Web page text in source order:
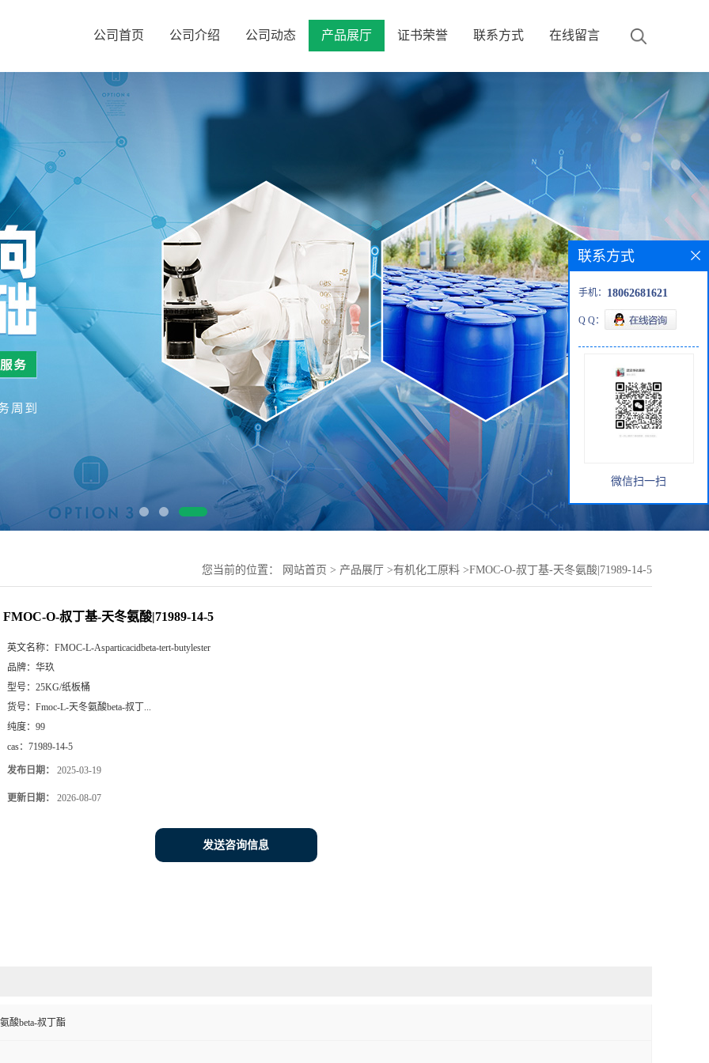
公司首页 公司介绍 公司动态 产品展厅 证书荣誉 联系方式 在线留言
您当前的位置： 网站首页 > 产品展厅 >有机化工原料 >FMOC-O-叔丁基-天冬氨酸|71989-14-5
FMOC-O-叔丁基-天冬氨酸|71989-14-5
英文名称： FMOC-L-Asparticacidbeta-tert-butylester
品牌： 华玖
型号： 25KG/纸板桶
货号： Fmoc-L-天冬氨酸beta-叔丁...
纯度： 99
cas： 71989-14-5
发布日期： 2025-03-19
更新日期： 2026-08-07
发送咨询信息
酸beta-叔丁酯
联系方式
手机： 18062681621
Q Q：
微信扫一扫